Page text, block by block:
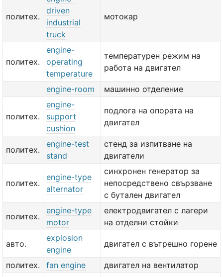
политех.
driven
industrial
truck
мотокар
политех.
engine-
operating
temperature
температурен режим на
работа на двигател
engine-room машинно отделение
политех.
engine-
support
cushion
подлога на опората на
двигател
политех.
engine-test
stand
стенд за изпитване на
двигатели
политех.
engine-type
alternator
синхронен генератор за
непосредствено свързване
с бутален двигател
политех.
engine-type
motor
електродвигател с лагери
на отделни стойки
авто.
explosion
engine
двигател с вътрешно горене
политех. fan engine двигател на вентилатор